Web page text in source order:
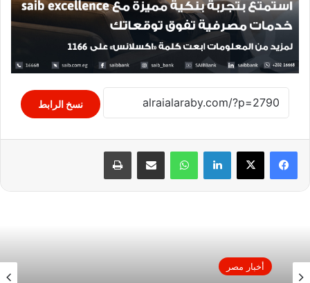
نسخ الرابط
لينكدإن واتساب مشاركة عبر البريد طباعة
أخبار مصر